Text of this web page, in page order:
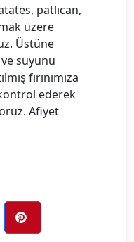
patlıcan,
üzere
Üstüne
ve suyunu
fırınımıza
ederek
Afiyet